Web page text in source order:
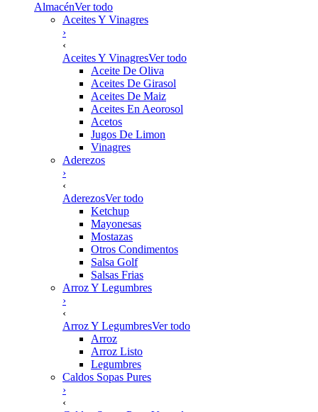
AlmacénVer todo
Aceites Y Vinagres
›
‹
Aceites Y VinagresVer todo
Aceite De Oliva
Aceites De Girasol
Aceites De Maiz
Aceites En Aeorosol
Acetos
Jugos De Limon
Vinagres
Aderezos
›
‹
AderezosVer todo
Ketchup
Mayonesas
Mostazas
Otros Condimentos
Salsa Golf
Salsas Frias
Arroz Y Legumbres
›
‹
Arroz Y LegumbresVer todo
Arroz
Arroz Listo
Legumbres
Caldos Sopas Pures
›
‹